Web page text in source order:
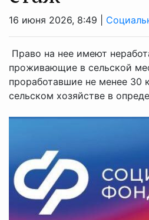
16 июня 2026, 8:49 |
Право на нее имеют
проживающие в сельской
проработавшие не менее 30
сельском хозяйстве в